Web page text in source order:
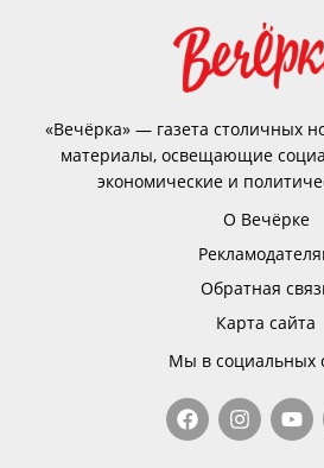
«Вечёрка» — газета столичных
материалы, освещающие
экономические и
О Вечёрке
Обратная
Карта сайта
Мы в социальных